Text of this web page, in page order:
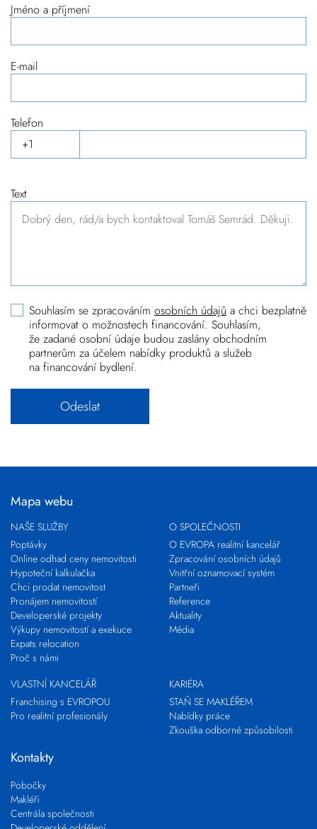
Jméno a příjmení
E-mail
Telefon
Text
Souhlasím se zpracováním osobních údajů a chci bezplatně
informovat o možnostech financování. Souhlasím,
že zadané osobní údaje budou zaslány obchodním
partnerům za účelem nabídky produktů a služeb
na financování bydlení.
Mapa webu
NAŠE SLUŽBY
Poptávky
Online odhad ceny nemovitosti
Hypoteční kalkulačka
Chci prodat nemovitost
Pronájem nemovitostí
Developerské projekty
Výkupy nemovitostí a exekuce
Expats relocation
Proč s námi
O SPOLEČNOSTI
O EVROPA realitní kancelář
Zpracování osobních údajů
Vnitřní oznamovací systém
Partneři
Reference
Aktuality
Média
VLASTNÍ KANCELÁŘ
Franchising s EVROPOU
Pro realitní profesionály
KARIÉRA
STAŇ SE MAKLÉŘEM
Nabídky práce
Zkouška odborné způsobilosti
Kontakty
Pobočky
Makléři
Centrála společnosti